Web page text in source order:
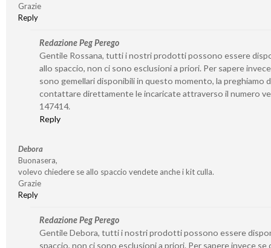
Grazie
Reply
Redazione Peg Perego
Gentile Rossana, tutti i nostri prodotti possono essere
allo spaccio, non ci sono esclusioni a priori. Per sapere
sono gemellari disponibili in questo momento, la preghiamo
contattare direttamente le incaricate attraverso il numero
147414.
Reply
Debora
Buonasera,
volevo chiedere se allo spaccio vendete anche i kit culla.
Grazie
Reply
Redazione Peg Perego
Gentile Debora, tutti i nostri prodotti possono essere
spaccio, non ci sono esclusioni a priori. Per sapere invece se